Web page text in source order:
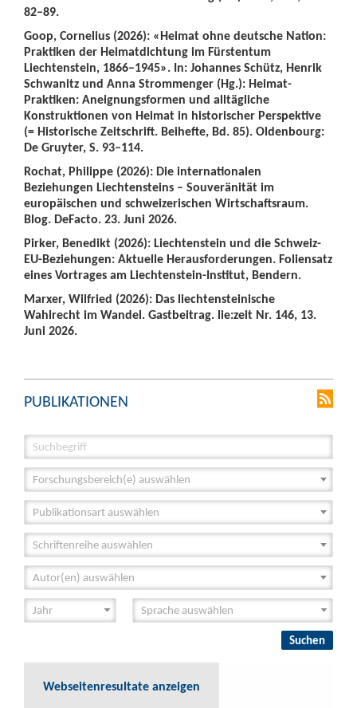
82–89.
Goop, Cornelius (2026): «Heimat ohne deutsche Nation:
Praktiken der Heimatdichtung im Fürstentum
Liechtenstein, 1866–1945». In: Johannes Schütz, Henrik
Schwanitz und Anna Strommenger (Hg.): Heimat-
Praktiken: Aneignungsformen und alltägliche
Konstruktionen von Heimat in historischer Perspektive
(= Historische Zeitschrift. Beihefte, Bd. 85). Oldenbourg:
De Gruyter, S. 93–114.
Rochat, Philippe (2026): Die internationalen
Beziehungen Liechtensteins – Souveränität im
europäischen und schweizerischen Wirtschaftsraum.
Blog. DeFacto. 23. Juni 2026.
Pirker, Benedikt (2026): Liechtenstein und die Schweiz-
EU-Beziehungen: Aktuelle Herausforderungen. Foliensatz
eines Vortrages am Liechtenstein-Institut, Bendern.
Marxer, Wilfried (2026): Das liechtensteinische
Wahlrecht im Wandel. Gastbeitrag. lie:zeit Nr. 146, 13.
Juni 2026.
PUBLIKATIONEN
Forschungsbereich(e) auswählen
Publikationsart auswählen
Schriftenreihe auswählen
Autor(en) auswählen
Webseitenresultate anzeigen